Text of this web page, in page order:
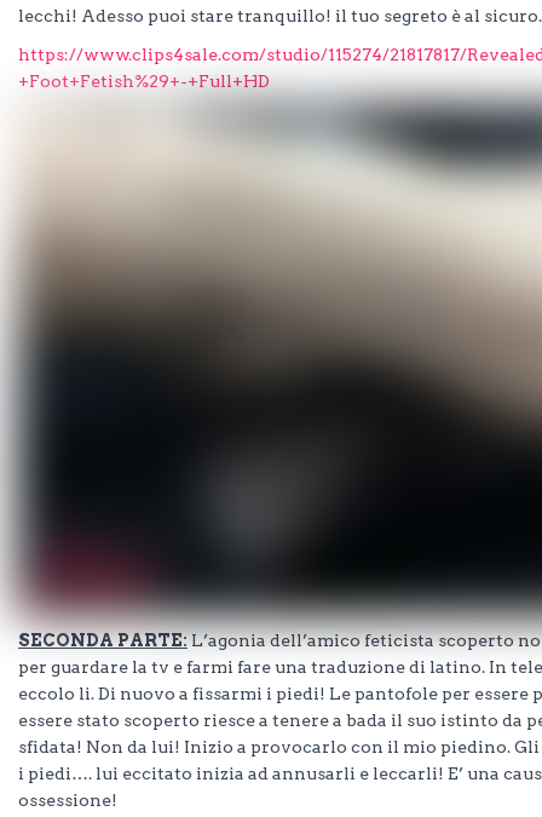
lecchi! Adesso puoi stare tranquillo! il tuo segreto è al
https://www.clips4sale.com/studio/115274/21817817/
+Foot+Fetish%29+-+Full+HD
SECONDA PARTE:L’agonia dell’amico feticista scoperto
per guardare la tv e farmi fare una traduzione di latino. In
eccolo li. Di nuovo a fissarmi i piedi! Le pantofole per essere
essere stato scoperto riesce a tenere a bada il suo istinto da
sfidata! Non da lui! Inizio a provocarlo con il mio piedino.
i piedi…. lui eccitato inizia ad annusarli e leccarli! E’ una
ossessione!